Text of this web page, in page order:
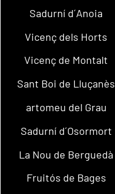
Sadurní d´Anoia
Vicenç dels Horts
Vicenç de Montalt
Sant Boi de Lluçanès
artomeu del Grau
Sadurní d´Osormort
La Nou de Berguedà
Fruitós de Bages